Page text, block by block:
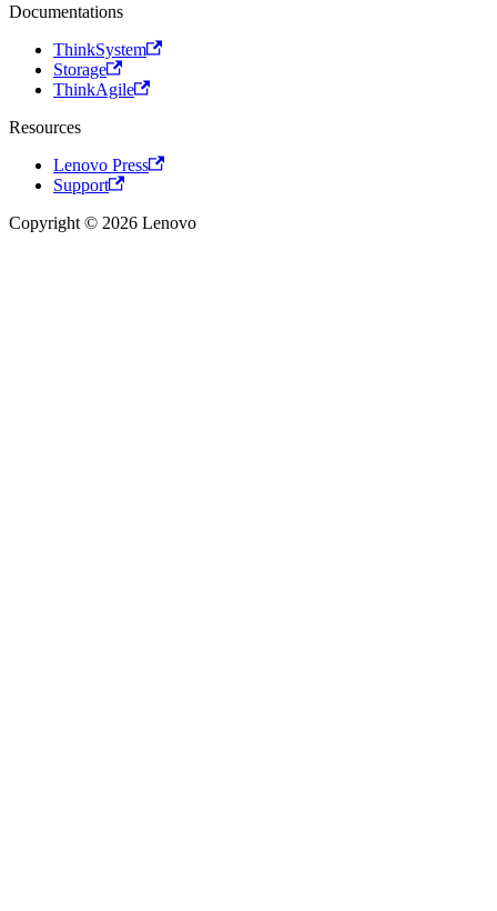
Documentations
ThinkSystem
Storage
ThinkAgile
Resources
Lenovo Press
Support
Copyright © 2026 Lenovo